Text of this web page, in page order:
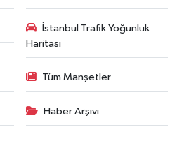
İstanbul Trafik Yoğunluk
Haritası
Tüm Manşetler
Haber Arşivi